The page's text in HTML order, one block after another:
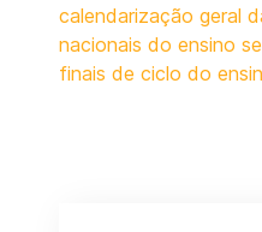
calendarização geral
nacionais do ensino
finais de ciclo do